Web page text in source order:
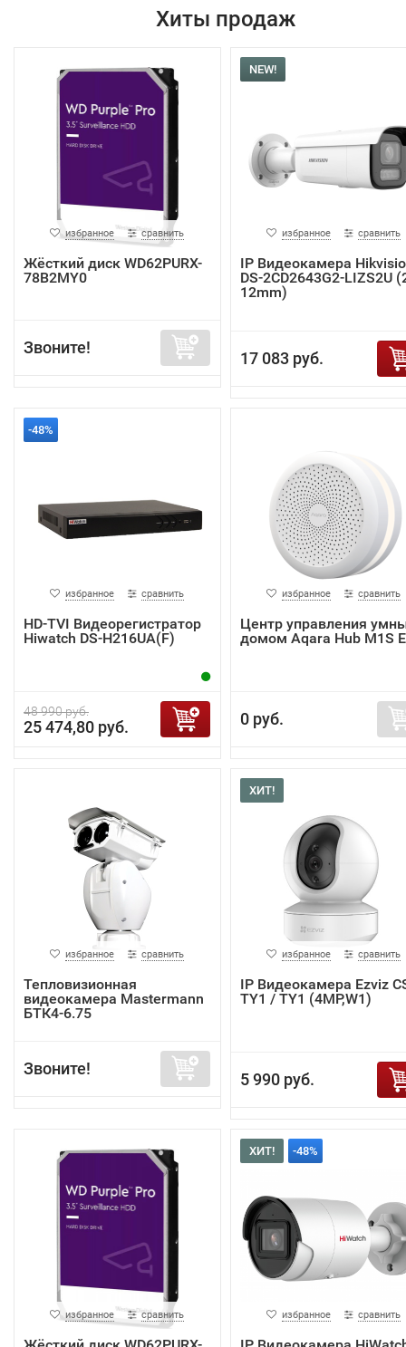
Хиты продаж
избранное сравнить
Жёсткий диск WD62PURX-
78B2MY0
Звоните!
NEW!
избранное сравнить
IP Видеокамера
DS-2CD2643G2-LIZS2U
12mm)
17 083 руб.
-48%
избранное сравнить
HD-TVI Видеорегистратор
Hiwatch DS-H216UA(F)
48 990 руб.
25 474,80 руб.
избранное сравнить
Центр управления
домом Aqara Hub M1S
0 руб.
избранное сравнить
Тепловизионная
видеокамера Mastermann
БТК4-6.75
Звоните!
ХИТ!
избранное сравнить
IP Видеокамера Ezviz
TY1 / TY1 (4MP,W1)
5 990 руб.
избранное сравнить
ХИТ! -48%
избранное сравнить